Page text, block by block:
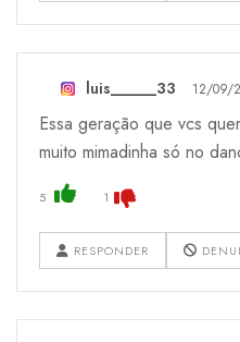
luis______33 12/09/
Essa geração que vcs
muito mimadinha só no
5 1
RESPONDER